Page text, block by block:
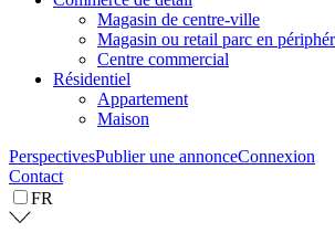
Magasin de centre-ville
Magasin ou retail parc en
Centre commercial
Résidentiel
Appartement
Maison
PerspectivesPublier une annonceConnexion
Contact
FR